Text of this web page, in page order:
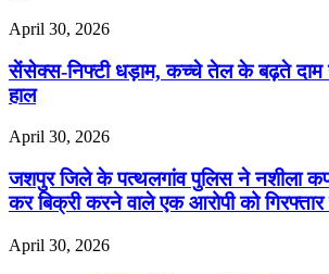
April 30, 2026
सेंसेक्स-निफ्टी धड़ाम, कच्चे तेल के बढ़ते दाम ने
हाल
April 30, 2026
जशपुर जिले के पत्थलगांव पुलिस ने नशीला
कर बिक्री करने वाले एक आरोपी को गिरफ्तार
April 30, 2026